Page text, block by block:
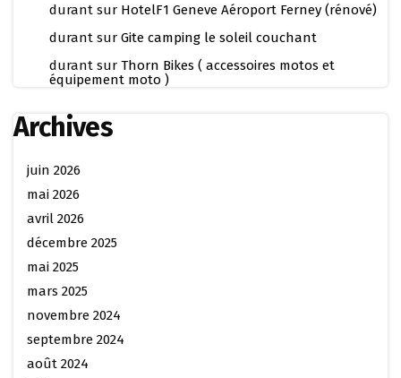
durant sur HotelF1 Geneve Aéroport Ferney (rénové)
durant sur Gite camping le soleil couchant
durant sur Thorn Bikes ( accessoires motos et
équipement moto )
Archives
juin 2026
mai 2026
avril 2026
décembre 2025
mai 2025
mars 2025
novembre 2024
septembre 2024
août 2024